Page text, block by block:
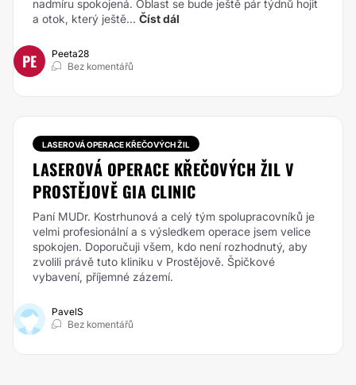
nadmíru spokojená. Oblast se bude ještě pár týdnů hojit
a otok, který ještě... Číst dál
PE
Peeta28
Bez komentářů
LASEROVÁ OPERACE KŘEČOVÝCH ŽIL
LASEROVÁ OPERACE KŘEČOVÝCH ŽIL V
PROSTĚJOVĚ GIA CLINIC
Paní MUDr. Kostrhunová a celý tým spolupracovníků je
velmi profesionální a s výsledkem operace jsem velice
spokojen. Doporučuji všem, kdo není rozhodnutý, aby
zvolili právě tuto kliniku v Prostějově. Špičkové
vybavení, příjemné zázemí.
PavelS
Bez komentářů